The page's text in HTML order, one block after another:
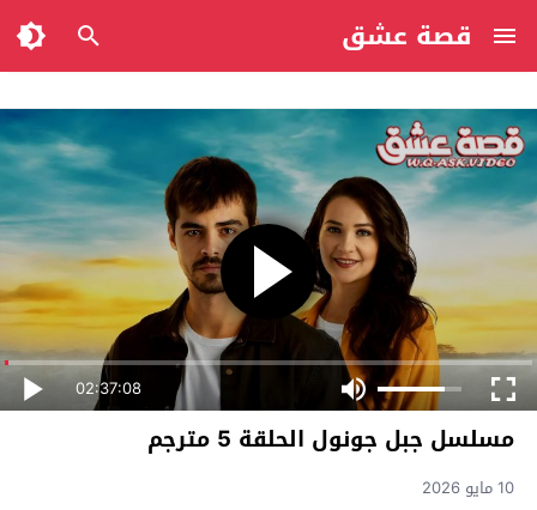
قصة عشق
02:37:08
مسلسل جبل جونول الحلقة 5 مترجم
10 مايو 2026